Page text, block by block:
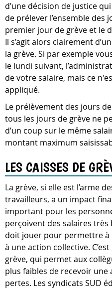
d’une décision de justice
de prélever l’ensemble
premier jour de grève et le
Il s’agit alors clairement
la grève. Si par exemple
le lundi suivant,
de votre salaire, mais ce
appliqué.
Le prélèvement des jours
tous les jours de grève ne
d’un coup sur le même
montant maximum
LES CAISSES DE
La grève, si elle est l’arme
travailleurs, a un impact
important pour les
perçoivent des salaires
doit jouer pour permettre
à une action collective.
grève, qui permet aux
plus faibles de recevoir une
pertes. Les syndicats SUD